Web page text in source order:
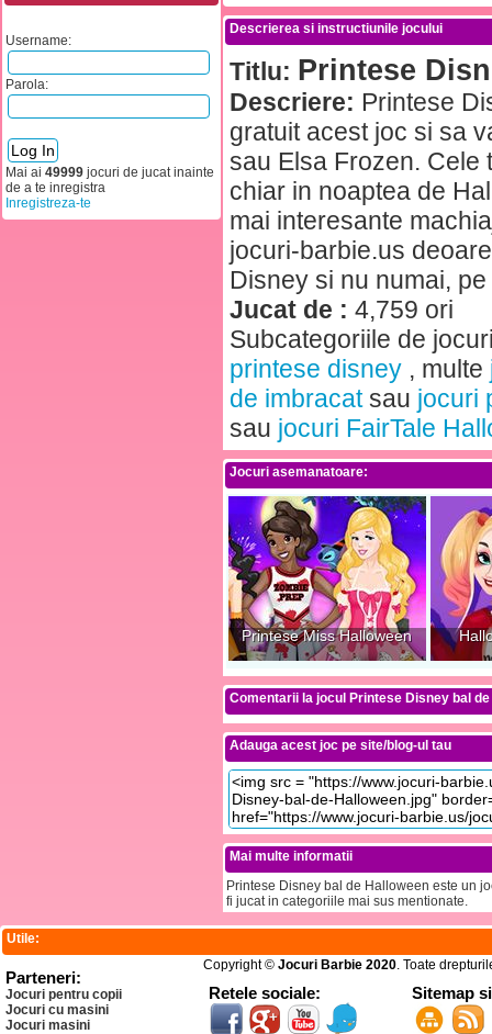
Username:
Parola:
Mai ai 49999 jocuri de jucat inainte
de a te inregistra
Inregistreza-te
Descrierea si instructiunile jocului
Titlu: Printese
Descriere: Printese
gratuit acest joc si sa
sau Elsa Frozen. Cele
chiar in noaptea de
mai interesante
jocuri-barbie.us
Disney si nu numai,
Jucat de : 4,759 ori
Subcategoriile de
printese disney , multe
de imbracatsau jocuri
sau jocuri FairTale
Jocuri asemanatoare:
Printese Miss Halloween
Comentarii la jocul Printese Disney bal
Adauga acest joc pe site/blog-ul tau
Mai multe informatii
Printese Disney bal de Halloween este un
fi jucat in categoriile mai sus mentionate.
Utile:
Copyright © Jocuri Barbie 2020. Toate
Parteneri:
Jocuri pentru copii
Jocuri cu masini
Jocuri masini
Retele sociale: Sitemap